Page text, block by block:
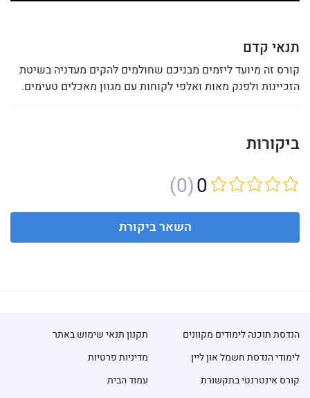
תנאי קדם
קורס זה מיועד ליזמים מבניכם שחולמים להקים מעדניה בשיטת
הזכיינות ולפנק מאות ואלפי לקוחות עם מגוון מאכלים טעימים.
ביקורות
(0)0
השאר ביקורת
תקנון תנאי שימוש באתר
מדיניות פרטיות
עמוד הבית
הנדסת תוכנה לימודים מקוונים
לימודי הנדסת חשמל און ליין
קורס אינטרנטי בתקשורת